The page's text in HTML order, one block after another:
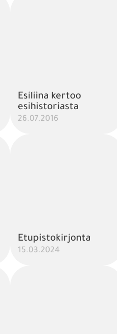
Esiliina kertoo
esihistoriasta
26.07.2016
Etupistokirjonta
15.03.2024